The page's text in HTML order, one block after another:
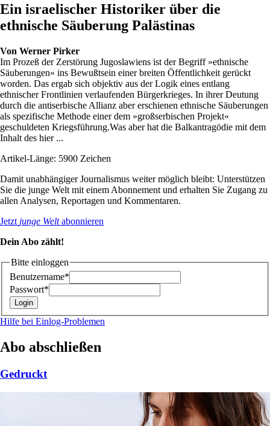
Ein israelischer Historiker über die
ethnische Säuberung Palästinas
Von Werner Pirker
Im Prozeß der Zerstörung Jugoslawiens ist der Begriff »ethnische
Säuberungen« ins Bewußtsein einer breiten Öffentlichkeit gerückt
worden. Das ergab sich objektiv aus der Logik eines entlang
ethnischer Frontlinien verlaufenden Bürgerkrieges. In ihrer Deutung
durch die antiserbische Allianz aber erschienen ethnische Säuberungen
als spezifische Methode einer dem »großserbischen Projekt«
geschuldeten Kriegsführung.Was aber hat die Balkantragödie mit dem
Inhalt des hier ...
Artikel-Länge: 5900 Zeichen
Damit unabhängiger Journalismus weiter möglich bleibt: Unterstützen
Sie die junge Welt mit einem Abonnement und erhalten Sie Zugang zu
allen Analysen, Reportagen und Kommentaren.
Jetzt junge Weltabonnieren
Dein Abo zählt!
Bitte einloggen
Benutzername*
Passwort*
Hilfe bei Einlog-Problemen
Abo abschließen
Gedruckt